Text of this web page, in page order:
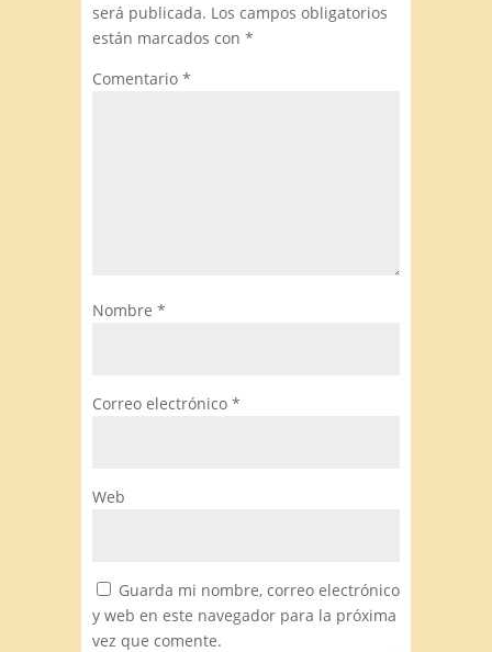
será publicada. Los campos obligatorios
están marcados con *
Comentario *
Nombre *
Correo electrónico *
Web
Guarda mi nombre, correo electrónico
y web en este navegador para la próxima
vez que comente.